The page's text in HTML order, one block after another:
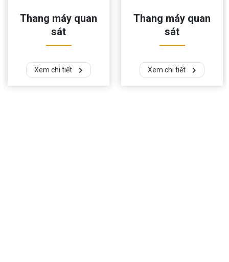
Thang máy quan
sát
Xem chi tiết
Thang máy quan
sát
Xem chi tiết